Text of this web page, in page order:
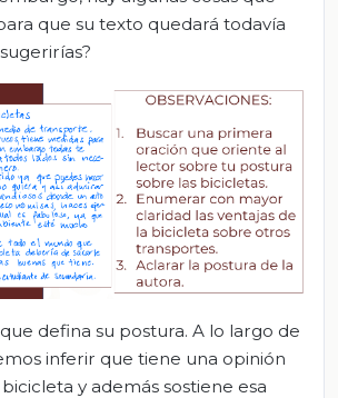
que su texto quedará todavía
defina su postura. A lo largo de
inferir que tiene una opinión
y además sostiene esa